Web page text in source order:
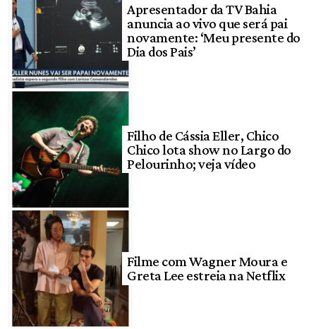
Apresentador da TV Bahia
anuncia ao vivo que será pai
novamente: ‘Meu presente do
Dia dos Pais’
Filho de Cássia Eller, Chico
Chico lota show no Largo do
Pelourinho; veja vídeo
Filme com Wagner Moura e
Greta Lee estreia na Netflix